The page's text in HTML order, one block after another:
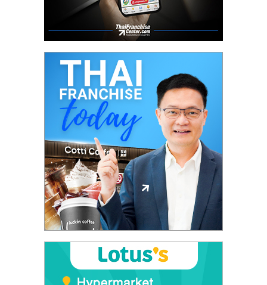
ปรึกษา
การ
ลงทุน
และ
ขยาย